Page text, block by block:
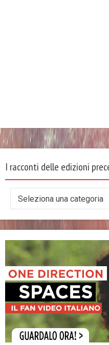
I racconti delle edizioni
delle
edizioni
precedenti